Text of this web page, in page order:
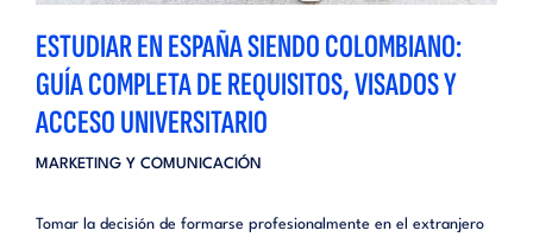
ESTUDIAR EN ESPAÑA SIENDO COLOMBIANO:
GUÍA COMPLETA DE REQUISITOS, VISADOS Y
ACCESO UNIVERSITARIO
MARKETING Y COMUNICACIÓN
Tomar la decisión de formarse profesionalmente en el extranjero